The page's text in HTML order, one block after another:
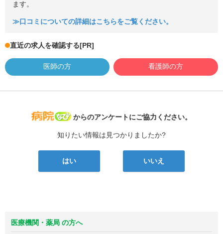
ます。
≫口コミについての詳細はこちらをご覧ください。
直近の求人を確認する[PR]
医師の方 看護師の方
病院なび
からのアンケートにご協力ください。
知りたい情報は見つかりましたか?
はい いいえ
医療機関・薬局 の方へ